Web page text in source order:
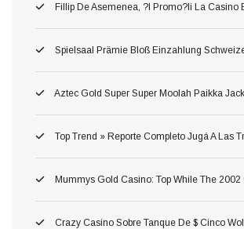
Fillip De Asemenea, ?i Promo?ii La Casino
Spielsaal Prämie Bloß Einzahlung
Aztec Gold Super Super Moolah Paikka
Top Trend » Reporte Completo Jugá A Las
Mummys Gold Casino: Top While The
Crazy Casino Sobre Tanque De $ Cinco